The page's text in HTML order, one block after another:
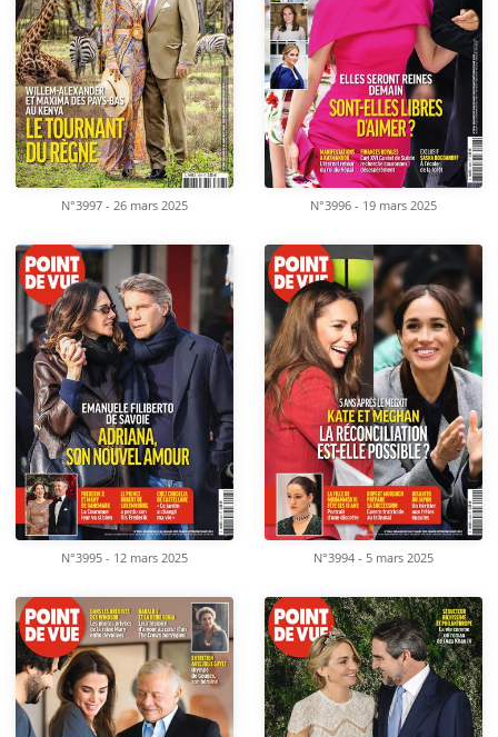
N°3997 - 26 mars 2025 N°3996 - 19 mars 2025
N°3995 - 12 mars 2025 N°3994 - 5 mars 2025